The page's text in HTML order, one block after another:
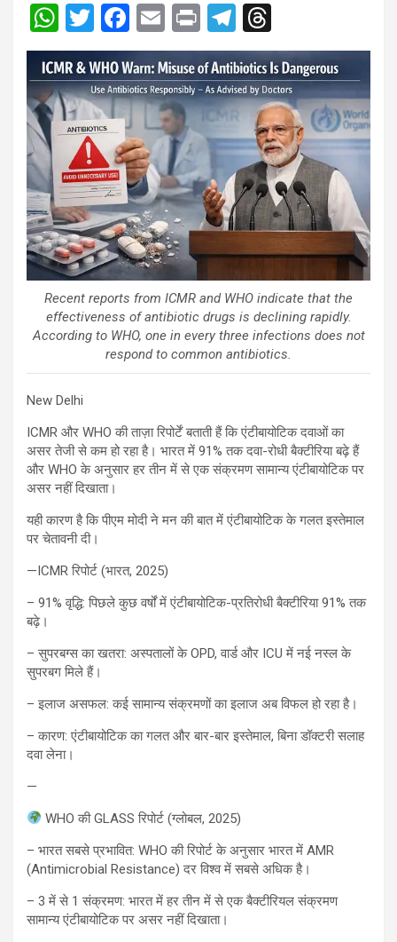
W
h
at
s
A
p
p
T
wi
tt
er
F
a
ce
b
o
o
k
E
m
ail
Pr
in
t
T
el
e
gr
a
m
hr
e
a
d
s
Recent reports from ICMR and WHO indicate that the
effectiveness of antibiotic drugs is declining rapidly.
According to WHO, one in every three infections does not
respond to common antibiotics.
New Delhi
ICMR और WHO की ताज़ा रिपोर्टें बताती हैं कि एंटीबायोटिक दवाओं का
असर तेजी से कम हो रहा है। भारत में 91% तक दवा-रोधी बैक्टीरिया बढ़े हैं
और WHO के अनुसार हर तीन में से एक संक्रमण सामान्य एंटीबायोटिक पर
असर नहीं दिखाता।
यही कारण है कि पीएम मोदी ने मन की बात में एंटीबायोटिक के गलत इस्तेमाल
पर चेतावनी दी।
—ICMR रिपोर्ट (भारत, 2025)
– 91% वृद्धि: पिछले कुछ वर्षों में एंटीबायोटिक-प्रतिरोधी बैक्टीरिया 91% तक
बढ़े।
– सुपरबग्स का खतरा: अस्पतालों के OPD, वार्ड और ICU में नई नस्ल के
सुपरबग मिले हैं।
– इलाज असफल: कई सामान्य संक्रमणों का इलाज अब विफल हो रहा है।
– कारण: एंटीबायोटिक का गलत और बार-बार इस्तेमाल, बिना डॉक्टरी सलाह
दवा लेना।
—
WHO की GLASS रिपोर्ट (ग्लोबल, 2025)
– भारत सबसे प्रभावित: WHO की रिपोर्ट के अनुसार भारत में AMR
(Antimicrobial Resistance) दर विश्व में सबसे अधिक है।
– 3 में से 1 संक्रमण: भारत में हर तीन में से एक बैक्टीरियल संक्रमण
सामान्य एंटीबायोटिक पर असर नहीं दिखाता।